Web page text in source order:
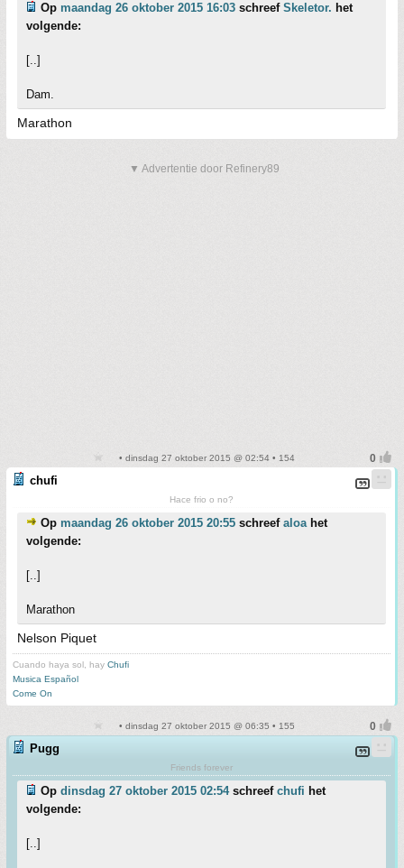
Op maandag 26 oktober 2015 16:03 schreef Skeletor. het
volgende:
[..]
Dam.
Marathon
▼ Advertentie door Refinery89
• dinsdag 27 oktober 2015 @ 02:54 • 154
chufi
Hace frio o no?
Op maandag 26 oktober 2015 20:55 schreef aloahet
volgende:
[..]
Marathon
Nelson Piquet
Cuando haya sol, hay Chufi
Musica Español
Come On
• dinsdag 27 oktober 2015 @ 06:35 • 155
Pugg
Friends forever
Op dinsdag 27 oktober 2015 02:54schreef chufi het
volgende:
[..]